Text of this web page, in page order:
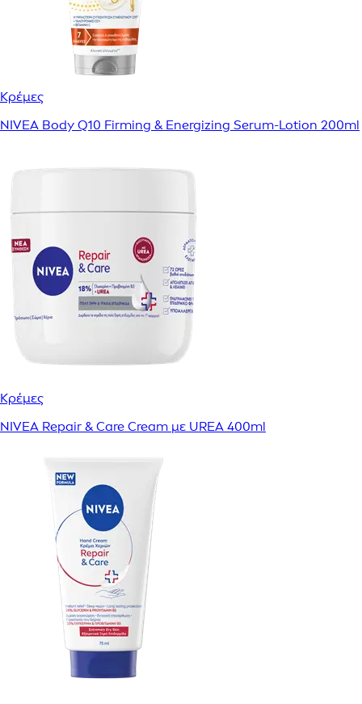
Κρέμες
NIVEA Body Q10 Firming & Energizing Serum-Lotion 200ml
Κρέμες
NIVEA Repair & Care Cream με UREA 400ml